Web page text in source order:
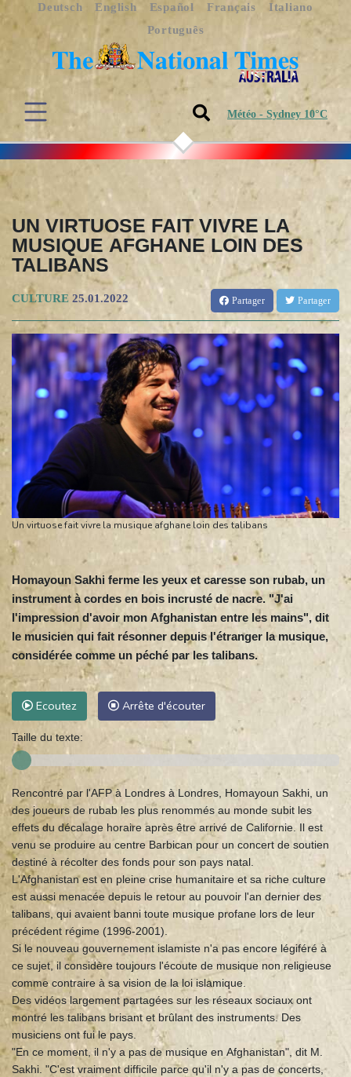
Deutsch English Español Français
Italiano
Português
Météo - Sydney 10°C
UN VIRTUOSE FAIT VIVRE LA
MUSIQUE AFGHANE LOIN DES
TALIBANS
CULTURE 25.01.2022 Partager Partager
Un virtuose fait vivre la musique afghane loin des talibans
Homayoun Sakhi ferme les yeux et caresse son rubab, un
instrument à cordes en bois incrusté de nacre. "J'ai
l'impression d'avoir mon Afghanistan entre les mains", dit
le musicien qui fait résonner depuis l'étranger la musique,
considérée comme un péché par les talibans.
Ecoutez Arrête d'écouter
Taille du texte:
Rencontré par l'AFP à Londres à Londres, Homayoun Sakhi, un
des joueurs de rubab les plus renommés au monde subit les
effets du décalage horaire après être arrivé de Californie. Il est
venu se produire au centre Barbican pour un concert de soutien
destiné à récolter des fonds pour son pays natal.
L'Afghanistan est en pleine crise humanitaire et sa riche culture
est aussi menacée depuis le retour au pouvoir l'an dernier des
talibans, qui avaient banni toute musique profane lors de leur
précédent régime (1996-2001).
Si le nouveau gouvernement islamiste n'a pas encore légiféré à
ce sujet, il considère toujours l'écoute de musique non religieuse
comme contraire à sa vision de la loi islamique.
Des vidéos largement partagées sur les réseaux sociaux ont
montré les talibans brisant et brûlant des instruments. Des
musiciens ont fui le pays.
"En ce moment, il n'y a pas de musique en Afghanistan", dit M.
Sakhi. "C'est vraiment difficile parce qu'il n'y a pas de concerts,